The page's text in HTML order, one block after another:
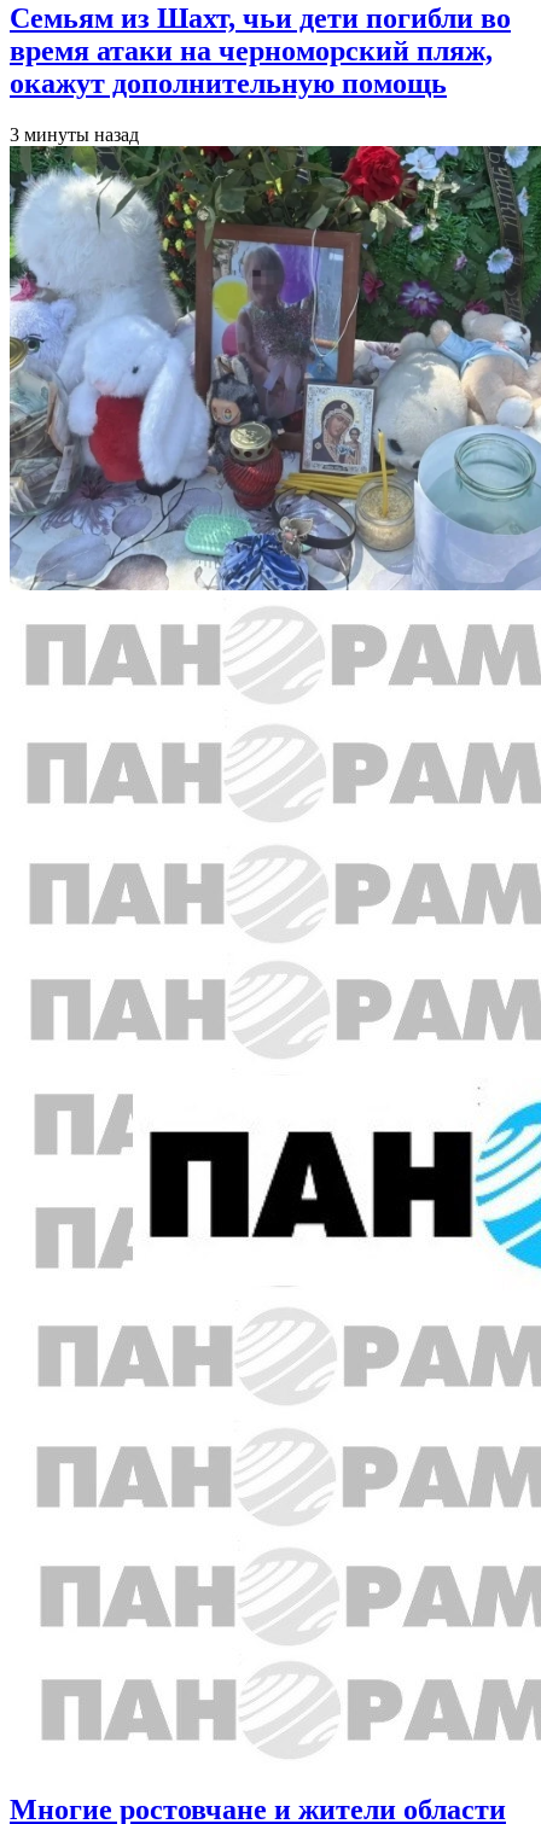
Семьям из Шахт, чьи дети погибли во
время атаки на черноморский пляж,
окажут дополнительную помощь
3 минуты назад
Многие ростовчане и жители области